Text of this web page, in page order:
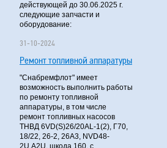
действующей до 30.06.2025 г.
следующие запчасти и
оборудование:
31-10-2024
Ремонт топливной аппаратуры
"Снабремфлот" имеет
возможность выполнить работы
по ремонту топливной
аппаратуры, в том числе
ремонт топливных насосов
ТНВД 6VD(S)26/20AL-1(2), Г70,
18/22, 26-2, 26А3, NVD48-
2U,A2U, шкода 160, с